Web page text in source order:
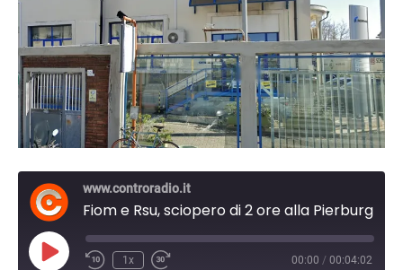
www.controradio.it
Play
1x 00:00 / 00:04:02